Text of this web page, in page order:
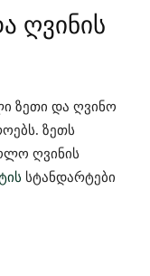
ღვინის
ზეთი და ღვინო
ზეთს
ღვინის
სტანდარტები